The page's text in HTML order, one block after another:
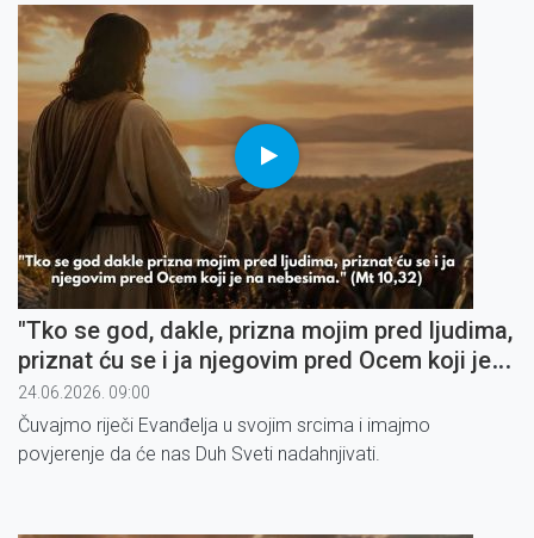
"Tko se god, dakle, prizna mojim pred ljudima,
priznat ću se i ja njegovim pred Ocem koji je
na nebesima" (3)
24.06.2026. 09:00
Čuvajmo riječi Evanđelja u svojim srcima i imajmo
povjerenje da će nas Duh Sveti nadahnjivati.